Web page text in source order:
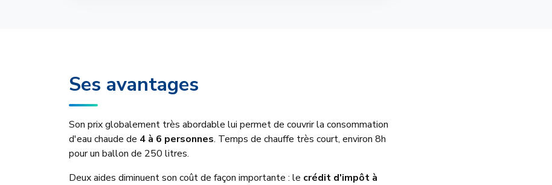
Ses avantages
Son prix globalement très abordable lui permet de couvrir la consommation
d'eau chaude de 4 à 6 personnes. Temps de chauffe très court, environ 8h
pour un ballon de 250 litres.
Deux aides diminuent son coût de façon importante : le crédit d'impôt à